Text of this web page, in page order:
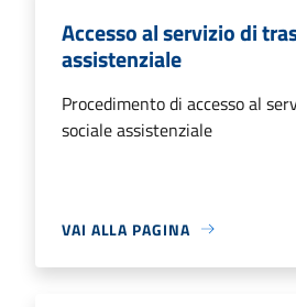
Accesso al servizio di
assistenziale
Procedimento di accesso al
sociale assistenziale
VAI ALLA PAGINA